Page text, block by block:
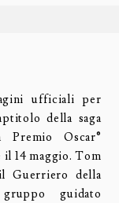
ufficiali per
della saga
Premio Oscar®
14 maggio. Tom
Guerriero della
guidato